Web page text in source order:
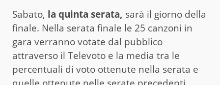
Sabato, la quinta serata, sarà il giorno della
finale. Nella serata finale le 25 canzoni in
gara verranno votate dal pubblico
attraverso il Televoto e la media tra le
percentuali di voto ottenute nella serata e